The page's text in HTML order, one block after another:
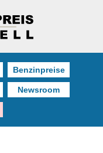
Benzinpreise
Newsroom